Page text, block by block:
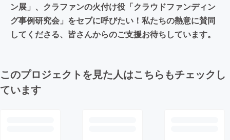
ン展」、クラファンの火付け役「クラウドファンディン
グ事例研究会」をセブに呼びたい！私たちの熱意に賛同
してくださる、皆さんからのご支援お待ちしています。
このプロジェクトを見た人はこちらもチェックし
ています